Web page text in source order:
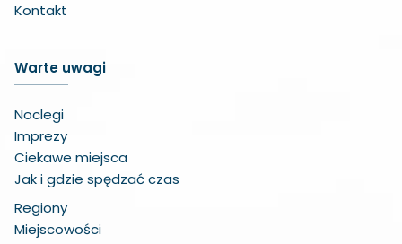
Kontakt
Warte uwagi
Noclegi
Imprezy
Ciekawe miejsca
Jak i gdzie spędzać czas
Regiony
Miejscowości